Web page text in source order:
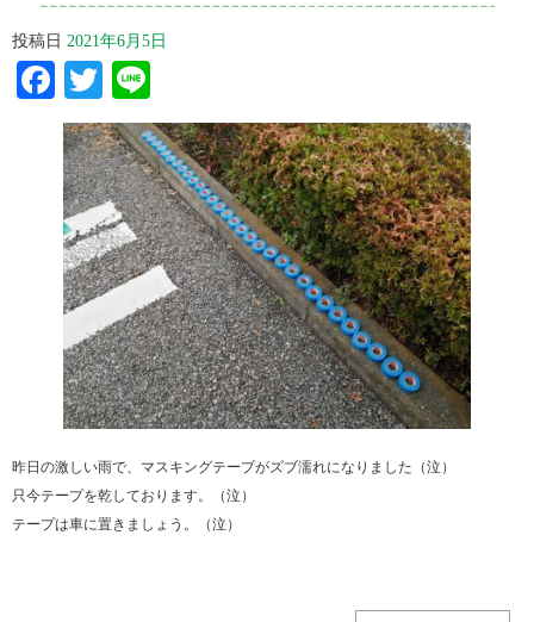
投稿日 2021年6月5日
Facebook
Twitter
昨日の激しい雨で、マスキングテープがズブ濡れになりました（泣）
只今テープを乾しております。（泣）
テープは車に置きましょう。（泣）